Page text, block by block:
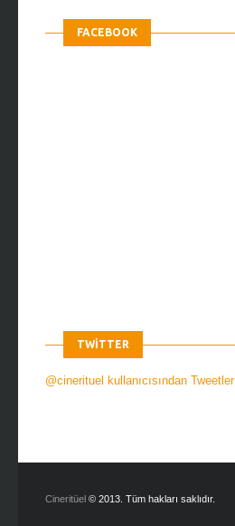
FACEBOOK
TWITTER
@cinerituel kullanıcısından Tweetler
Cineritüel © 2013. Tüm hakları saklıdır.